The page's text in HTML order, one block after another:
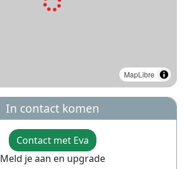
MapLibre
In contact komen
Contact met Eva
Meld je aan en upgrade